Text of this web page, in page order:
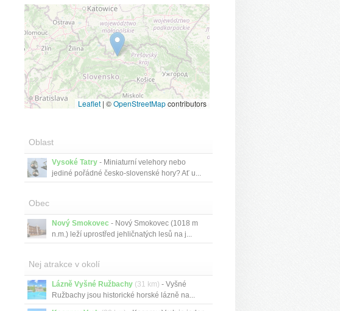
Leaflet | ©OpenStreetMapcontributors
Oblast
Vysoké Tatry - Miniaturní velehory nebo
jediné pořádné česko-slovenské hory? Ať u...
Obec
Nový Smokovec - Nový Smokovec (1018 m
n.m.) leží uprostřed jehličnatých lesů na j...
Nej atrakce v okolí
Lázně Vyšné Ružbachy (31 km) - Vyšné
Ružbachy jsou historické horské lázně na...